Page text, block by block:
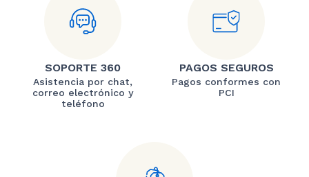
SOPORTE 360
Asistencia por chat,
correo electrónico y
teléfono
PAGOS SEGUROS
Pagos conformes con
PCI